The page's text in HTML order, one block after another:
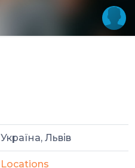
Україна, Львів
Locations